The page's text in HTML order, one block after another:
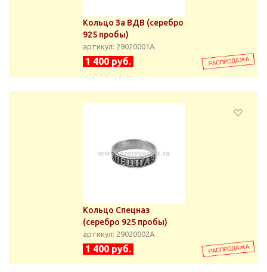
Кольцо За ВДВ (серебро
925 пробы)
артикул: 29020001А
1 400 руб.
Кольцо Спецназ
(серебро 925 пробы)
артикул: 29020002А
1 400 руб.